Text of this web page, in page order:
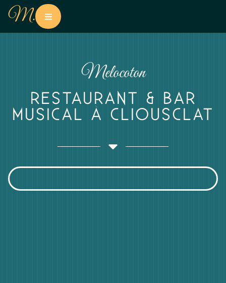
M.
Melocoton
RESTAURANT & BAR
MUSICAL À CLIOUSCLAT